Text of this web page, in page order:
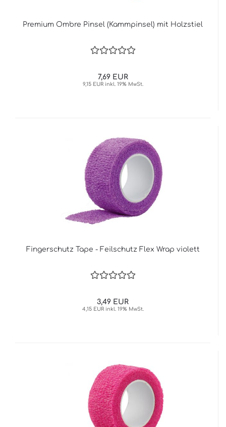
Premium Ombre Pinsel (Kammpinsel) mit Holzstiel
7,69 EUR
9,15 EUR inkl. 19% MwSt.
Fingerschutz Tape - Feilschutz Flex Wrap violett
3,49 EUR
4,15 EUR inkl. 19% MwSt.